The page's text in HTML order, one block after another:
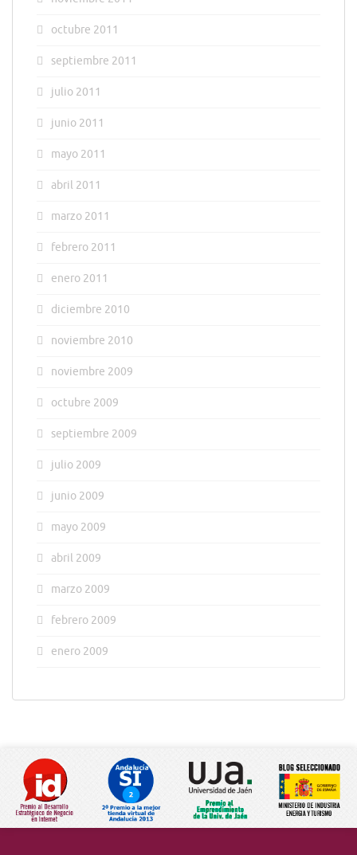
octubre 2011
septiembre 2011
julio 2011
junio 2011
mayo 2011
abril 2011
marzo 2011
febrero 2011
enero 2011
diciembre 2010
noviembre 2010
noviembre 2009
octubre 2009
septiembre 2009
julio 2009
junio 2009
mayo 2009
abril 2009
marzo 2009
febrero 2009
enero 2009